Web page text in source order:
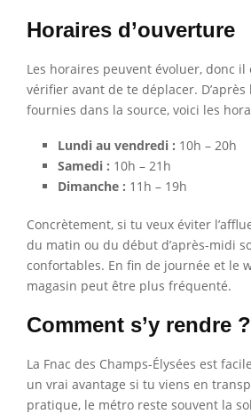
Horaires d’ouverture
Les horaires peuvent évoluer, donc
vérifier avant de te déplacer.
fournies dans la source, voici les
Lundi au vendredi : 10h – 20h
Samedi : 10h – 21h
Dimanche : 11h – 19h
Concrètement, si tu veux éviter
du matin ou du début d’après-midi
confortables. En fin de journée et le
magasin peut être plus fréquenté.
Comment s’y rendre ?
La Fnac des Champs-Élysées est
un vrai avantage si tu viens en
pratique, le métro reste souvent la